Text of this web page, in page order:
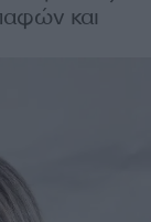
και